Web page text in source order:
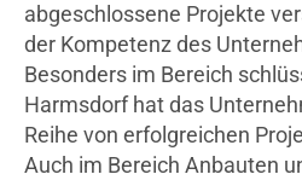
abgeschlossene Projekte
der Kompetenz des
Besonders im Bereich
Harmsdorf hat das
Reihe von erfolgreichen
Auch im Bereich Anbauten